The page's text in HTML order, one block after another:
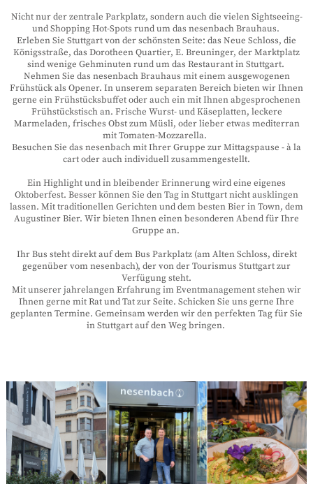
Nicht nur der zentrale Parkplatz, sondern auch die vielen Sightseeing-
und Shopping Hot-Spots rund um das nesenbach Brauhaus.
Erleben Sie Stuttgart von der schönsten Seite: das Neue Schloss, die
Königsstraße, das Dorotheen Quartier, E. Breuninger, der Marktplatz
sind wenige Gehminuten rund um das Restaurant in Stuttgart.
Nehmen Sie das nesenbach Brauhaus mit einem ausgewogenen
Frühstück als Opener. In unserem separaten Bereich bieten wir Ihnen
gerne ein Frühstücksbuffet oder auch ein mit Ihnen abgesprochenen
Frühstückstisch an. Frische Wurst- und Käseplatten, leckere
Marmeladen, frisches Obst zum Müsli, oder lieber etwas mediterran
mit Tomaten-Mozzarella.
Besuchen Sie das nesenbach mit Ihrer Gruppe zur Mittagspause - à la
cart oder auch individuell zusammengestellt.
Ein Highlight und in bleibender Erinnerung wird eine eigenes
Oktoberfest. Besser können Sie den Tag in Stuttgart nicht ausklingen
lassen. Mit traditionellen Gerichten und dem besten Bier in Town, dem
Augustiner Bier. Wir bieten Ihnen einen besonderen Abend für Ihre
Gruppe an.
Ihr Bus steht direkt auf dem Bus Parkplatz (am Alten Schloss, direkt
gegenüber vom nesenbach), der von der Tourismus Stuttgart zur
Verfügung steht.
Mit unserer jahrelangen Erfahrung im Eventmanagement stehen wir
Ihnen gerne mit Rat und Tat zur Seite. Schicken Sie uns gerne Ihre
geplanten Termine. Gemeinsam werden wir den perfekten Tag für Sie
in Stuttgart auf den Weg bringen.